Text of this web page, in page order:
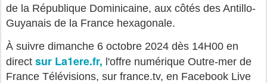
de la République Dominicaine, aux côtés des Antillo-
Guyanais de la France hexagonale.
À suivre dimanche 6 octobre 2024 dès 14H00 en
direct sur La1ere.fr, l'offre numérique Outre-mer de
France Télévisions, sur france.tv, en Facebook Live